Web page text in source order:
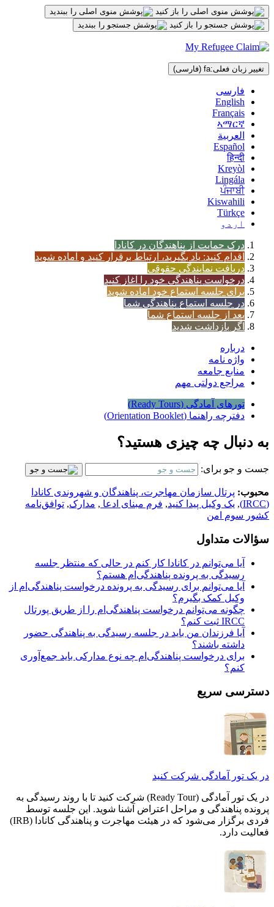
پرش
به
محتوا
تغییر زبان فعلی:fa (فارسی)
فارسی
English
Français
ኣማርኛ
العربية
Español
हिन्दी
Kreyòl
Lingála
ਪੰਜਾਬੀ
Kiswahili
Türkçe
اردو
درک حمایت از پناهندگان در کانادا
اقدام کنید: یاد بگیرید، ارتباط برقرار کنید و آماده شوید
دریافت نمایندگی حقوقی
درخواست پناهندگی خود را آغاز کنید
برای جلسه استماع خود اماده شوید
در جلسه استماع پناهندگی شما
بعد از جلسه استماع شما
اگر بازداشت شدید
درباره
واژه نامه
منابع جامعه
مراجع دولتی مهم
تورهای آمادگی (Ready Tours)
دفترچه راهنما (Orientation Booklet)
به دنبال چه چیزی هستید؟
جست و جو برای:
محبوب: پرتال سازمان مهاجرت، پناهندگان و شهروندی کانادا
(IRCC)
, یک وکیل پیدا کنید, فرم مبنای ادعا , مدارک, توافق‌نامه
کشور سوم امن
سؤالات متداول
آیا می‌توانم در کانادا کار کنم در حالی که منتظر جلسه
رسیدگی به پرونده پناهندگی‌ام هستم؟
آیا می‌توانم برای رسیدگی به پرونده درخواست پناهندگی‌ام از
وکیل کمک بگیرم؟
چگونه می‌توانم درخواست پناهندگی‌ام را از طریق پورتال
IRCC ثبت کنم؟
آیا فرزندان من باید در جلسه رسیدگی به پناهندگی حضور
داشته باشند؟
برای درخواست پناهندگی‌ام چه نوع مدارکی باید جمع‌آوری
کنم؟
دسترسی سریع
در یک تور آمادگی شرکت کنید
در یک تور آمادگی (Ready Tour) شرکت کنید تا با روند رسیدگی به
پرونده پناهندگی و مراحل اعتراض آشنا شوید. این جلسه توسط
فردی برگزار می‌شود که در هیئت مهاجرت و پناهندگی کانادا (IRB)
فعالیت دارد.